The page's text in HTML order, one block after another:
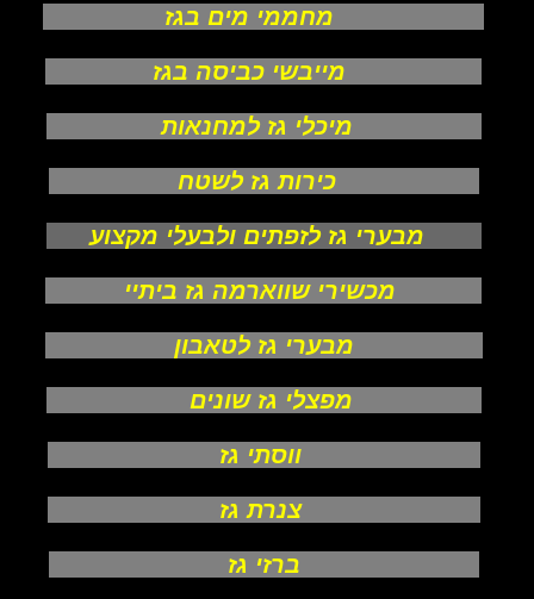
מחממי מים בגז
מייבשי כביסה בגז
מיכלי גז למחנאות
כירות גז לשטח
מבערי גז לזפתים ולבעלי מקצוע
מכשירי שווארמה גז ביתיי
מבערי גז לטאבון
מפצלי גז שונים
ווסתי גז
צנרת גז
ברזי גז